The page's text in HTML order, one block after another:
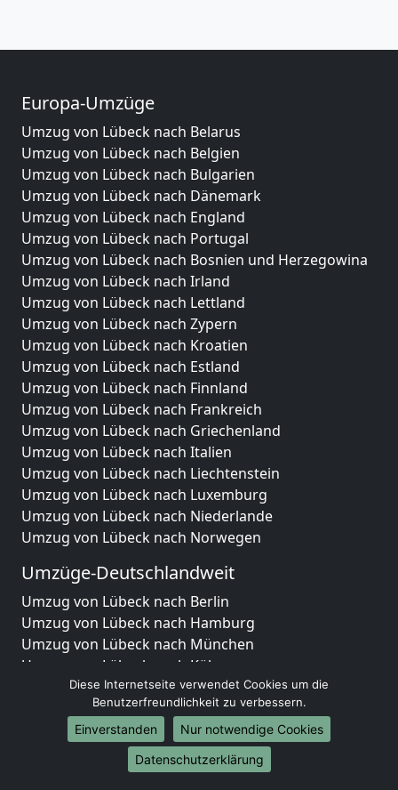
Europa-Umzüge
Umzug von Lübeck nach Belarus
Umzug von Lübeck nach Belgien
Umzug von Lübeck nach Bulgarien
Umzug von Lübeck nach Dänemark
Umzug von Lübeck nach England
Umzug von Lübeck nach Portugal
Umzug von Lübeck nach Bosnien und Herzegowina
Umzug von Lübeck nach Irland
Umzug von Lübeck nach Lettland
Umzug von Lübeck nach Zypern
Umzug von Lübeck nach Kroatien
Umzug von Lübeck nach Estland
Umzug von Lübeck nach Finnland
Umzug von Lübeck nach Frankreich
Umzug von Lübeck nach Griechenland
Umzug von Lübeck nach Italien
Umzug von Lübeck nach Liechtenstein
Umzug von Lübeck nach Luxemburg
Umzug von Lübeck nach Niederlande
Umzug von Lübeck nach Norwegen
Umzüge-Deutschlandweit
Umzug von Lübeck nach Berlin
Umzug von Lübeck nach Hamburg
Umzug von Lübeck nach München
Umzug von Lübeck nach Köln
Umzug von Lübeck nach Frankfurt am Main
Umzug von Lübeck nach Stuttgart
Umzug von Lübeck nach Düsseldorf
Umzug von Lübeck nach Leipzig
Umzug von Lübeck nach Dortmund
Diese Internetseite verwendet Cookies um die
Benutzerfreundlichkeit zu verbessern.
Einverstanden
Nur notwendige Cookies
Datenschutzerklärung